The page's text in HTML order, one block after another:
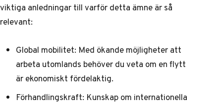
viktiga anledningar till varför detta ämne är så
relevant:
Global mobilitet: Med ökande möjligheter att
arbeta utomlands behöver du veta om en flytt
är ekonomiskt fördelaktig.
Förhandlingskraft: Kunskap om internationella